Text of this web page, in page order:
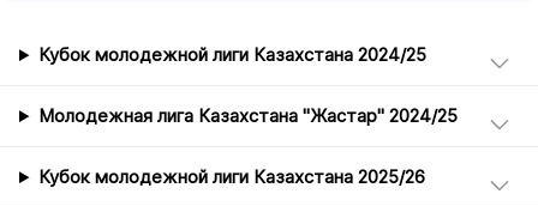
Кубок молодежной лиги Казахстана 2024/25
Молодежная лига Казахстана "Жастар" 2024/25
Кубок молодежной лиги Казахстана 2025/26